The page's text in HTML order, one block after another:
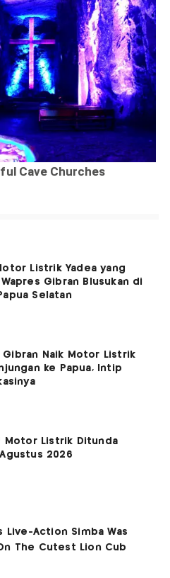
Listrik Yadea yang
Wapres Gibran Blusukan di
Selatan
Gibran Naik Motor Listrik
ke Papua, Intip
Motor Listrik Ditunda
2026